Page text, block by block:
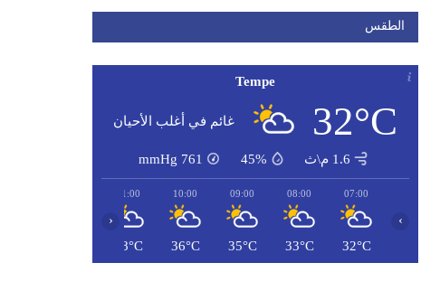
الطقس
Tempe
32°C غائم في أغلب الأحيان
1.6 م\ث 45%
761
mmHg
07:00
32°C
08:00
33°C
09:00
35°C
10:00
36°C
11:00
38°C
‹ ›